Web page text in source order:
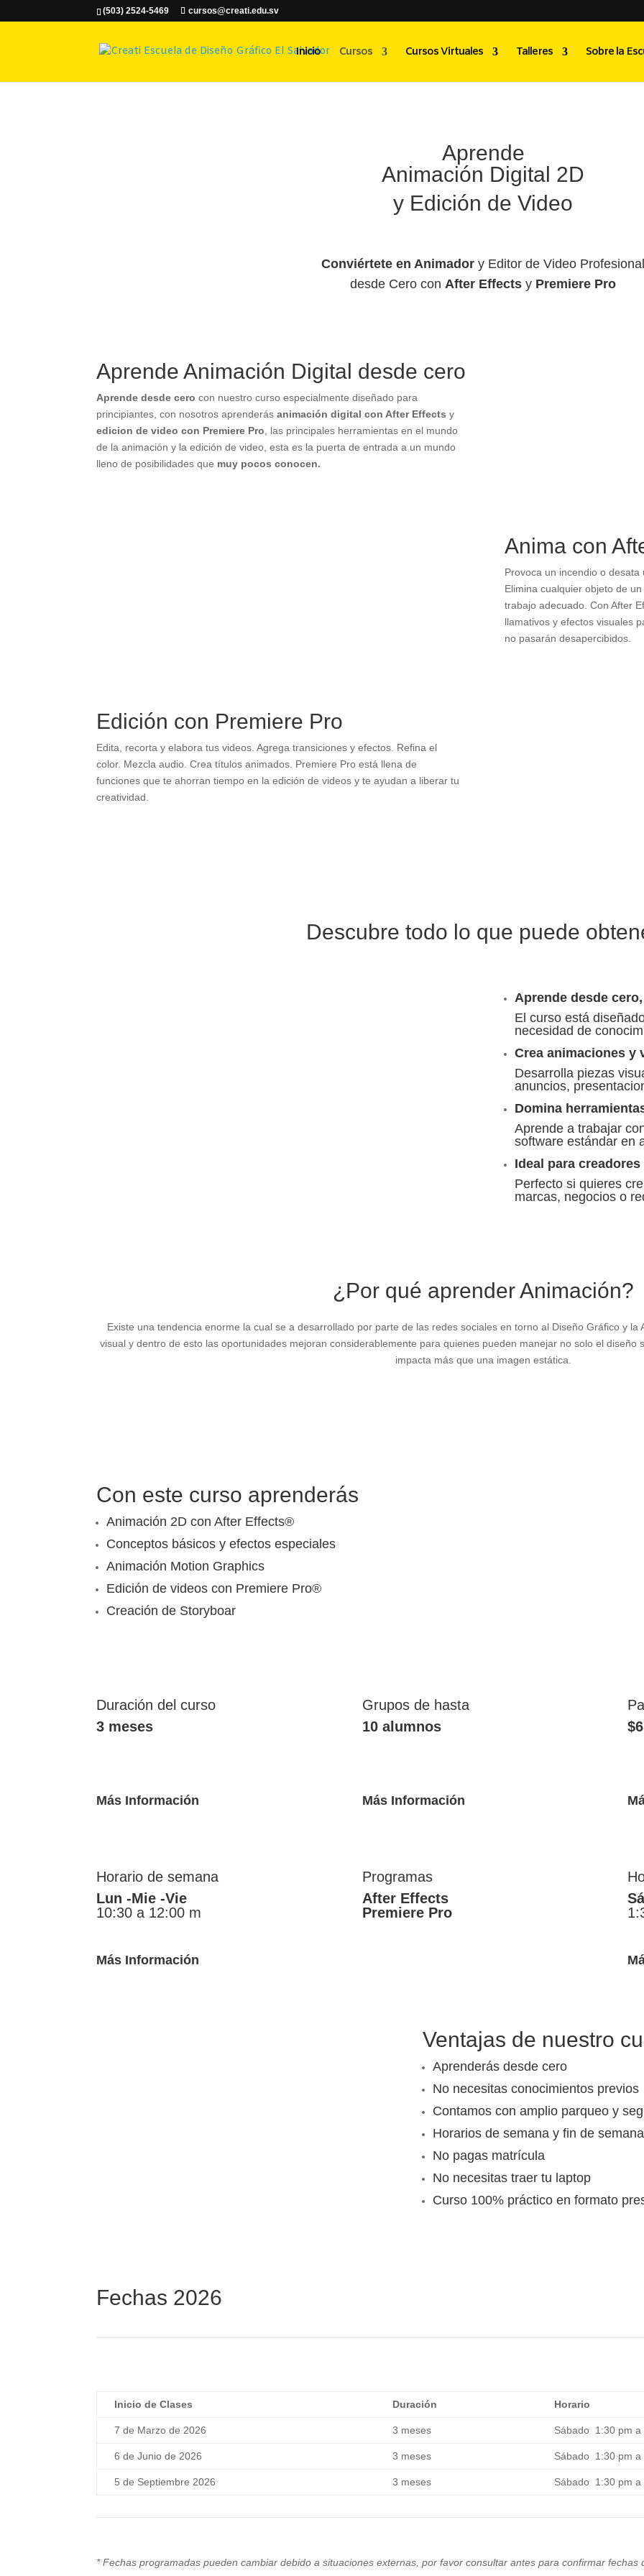
(503) 2524-5469 cursos@creati.edu.sv
Inicio Cursos Cursos Virtuales Talleres Sobre la
Aprende
Animación Digital 2D
y Edición de Video
Conviértete en Animador y Editor de Video Profesional
desde Cero con After Effects y Premiere Pro
Aprende Animación Digital desde cero
Aprende desde cero con nuestro curso especialmente diseñado para
principiantes, con nosotros aprenderásanimación digital con After Effects y
edicion de video con Premiere Pro , las principales herramientas en el mundo
de la animación y la edición de video, esta es la puerta de entrada a un mundo
lleno de posibilidades que muy pocos conocen.
Anima con
Provoca un incendio o
Elimina cualquier objeto de
trabajo adecuado. Con After
llamativos y efectos visuales
no pasarán desapercibidos.
Edición con Premiere Pro
Edita, recorta y elabora tus videos. Agrega transiciones y efectos. Refina el
color. Mezcla audio. Crea títulos animados. Premiere Pro está llena de
funciones que te ahorran tiempo en la edición de videos y te ayudan a liberar tu
creatividad.
Descubre todo lo que puede
Aprende desde
El curso está
necesidad de
Crea animaciones y
Desarrolla piezas
anuncios,
Domina
Aprende a trabajar
software estándar en
Ideal para
Perfecto si quieres
marcas, negocios o
¿Por qué aprender Animación?
Existe una tendencia enorme la cual se a desarrollado por parte de las redes sociales en torno al Diseño Gráfico y
visual y dentro de esto las oportunidades mejoran considerablemente para quienes pueden manejar no solo el diseño
impacta más que una imagen estática.
Con este curso aprenderás
Animación 2D con After Effects®
Conceptos básicos y efectos especiales
Animación Motion Graphics
Edición de videos con Premiere Pro®
Creación de Storyboar
Duración del curso
3 meses
Más Información
Grupos de hasta
10 alumnos
Más Información
Horario de semana
Lun -Mie -Vie
10:30 a 12:00 m
Más Información
Programas
After Effects
Premiere Pro
Ventajas de nuestro
Aprenderás desde cero
No necesitas conocimientos previos
Contamos con amplio parqueo y
Horarios de semana y fin de semana
No pagas matrícula
No necesitas traer tu laptop
Curso 100% práctico en formato
Fechas 2026
Inicio de Clases Duración Horario
7 de Marzo de 2026 3 meses Sábado 1:30 pm a
6 de Junio de 2026 3 meses Sábado 1:30 pm a
5 de Septiembre 2026 3 meses Sábado 1:30 pm a
* Fechas programadas pueden cambiar debido a situaciones externas, por favor consultar antes para confirmar fechas